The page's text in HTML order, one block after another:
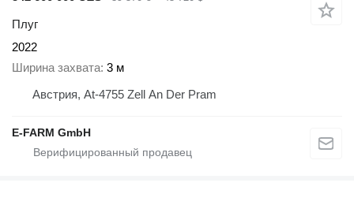
Плуг
2022
Ширина захвата 3 м
Австрия, At-4755 Zell An Der Pram
E-FARM GmbH